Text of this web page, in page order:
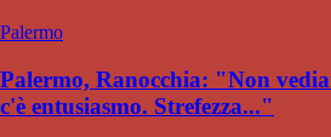
Palermo
Palermo, Ranocchia: "Non
c'è entusiasmo. Strefezza..."